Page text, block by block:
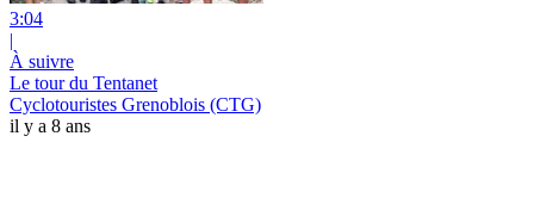
3:04
|
À suivre
Le tour du Tentanet
Cyclotouristes Grenoblois (CTG)
il y a 8 ans